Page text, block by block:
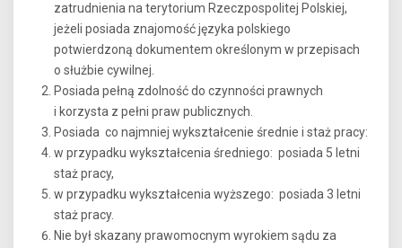
zatrudnienia na terytorium Rzeczpospolitej Polskiej,
jeżeli posiada znajomość języka polskiego
potwierdzoną dokumentem określonym w przepisach
o służbie cywilnej.
Posiada pełną zdolność do czynności prawnych
i korzysta z pełni praw publicznych.
Posiada co najmniej wykształcenie średnie i staż pracy:
w przypadku wykształcenia średniego: posiada 5 letni
staż pracy,
w przypadku wykształcenia wyższego: posiada 3 letni
staż pracy.
Nie był skazany prawomocnym wyrokiem sądu za